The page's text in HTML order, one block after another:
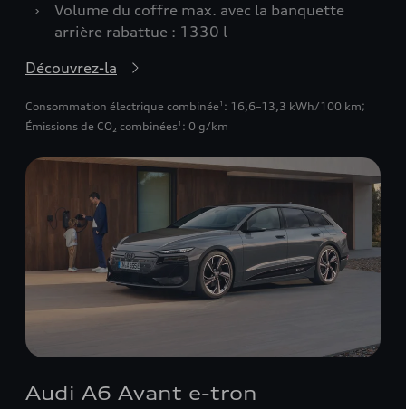
›
Volume du coffre max. avec la banquette
arrière rabattue : 1330 l
Découvrez-la
Consommation électrique combinée 1 : 16,6–13,3 kWh/100 km;
Émissions de CO₂ combinées1 : 0 g/km
Audi A6 Avant e-tron